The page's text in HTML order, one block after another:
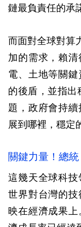
鏈最負責任的承
而面對全球對算
加的需求，賴
電、土地等關
的後盾，並指
題，政府會持
展到哪裡，穩定
關鍵力量！總
這幾天全球科
世界對台灣的
映在經濟成果